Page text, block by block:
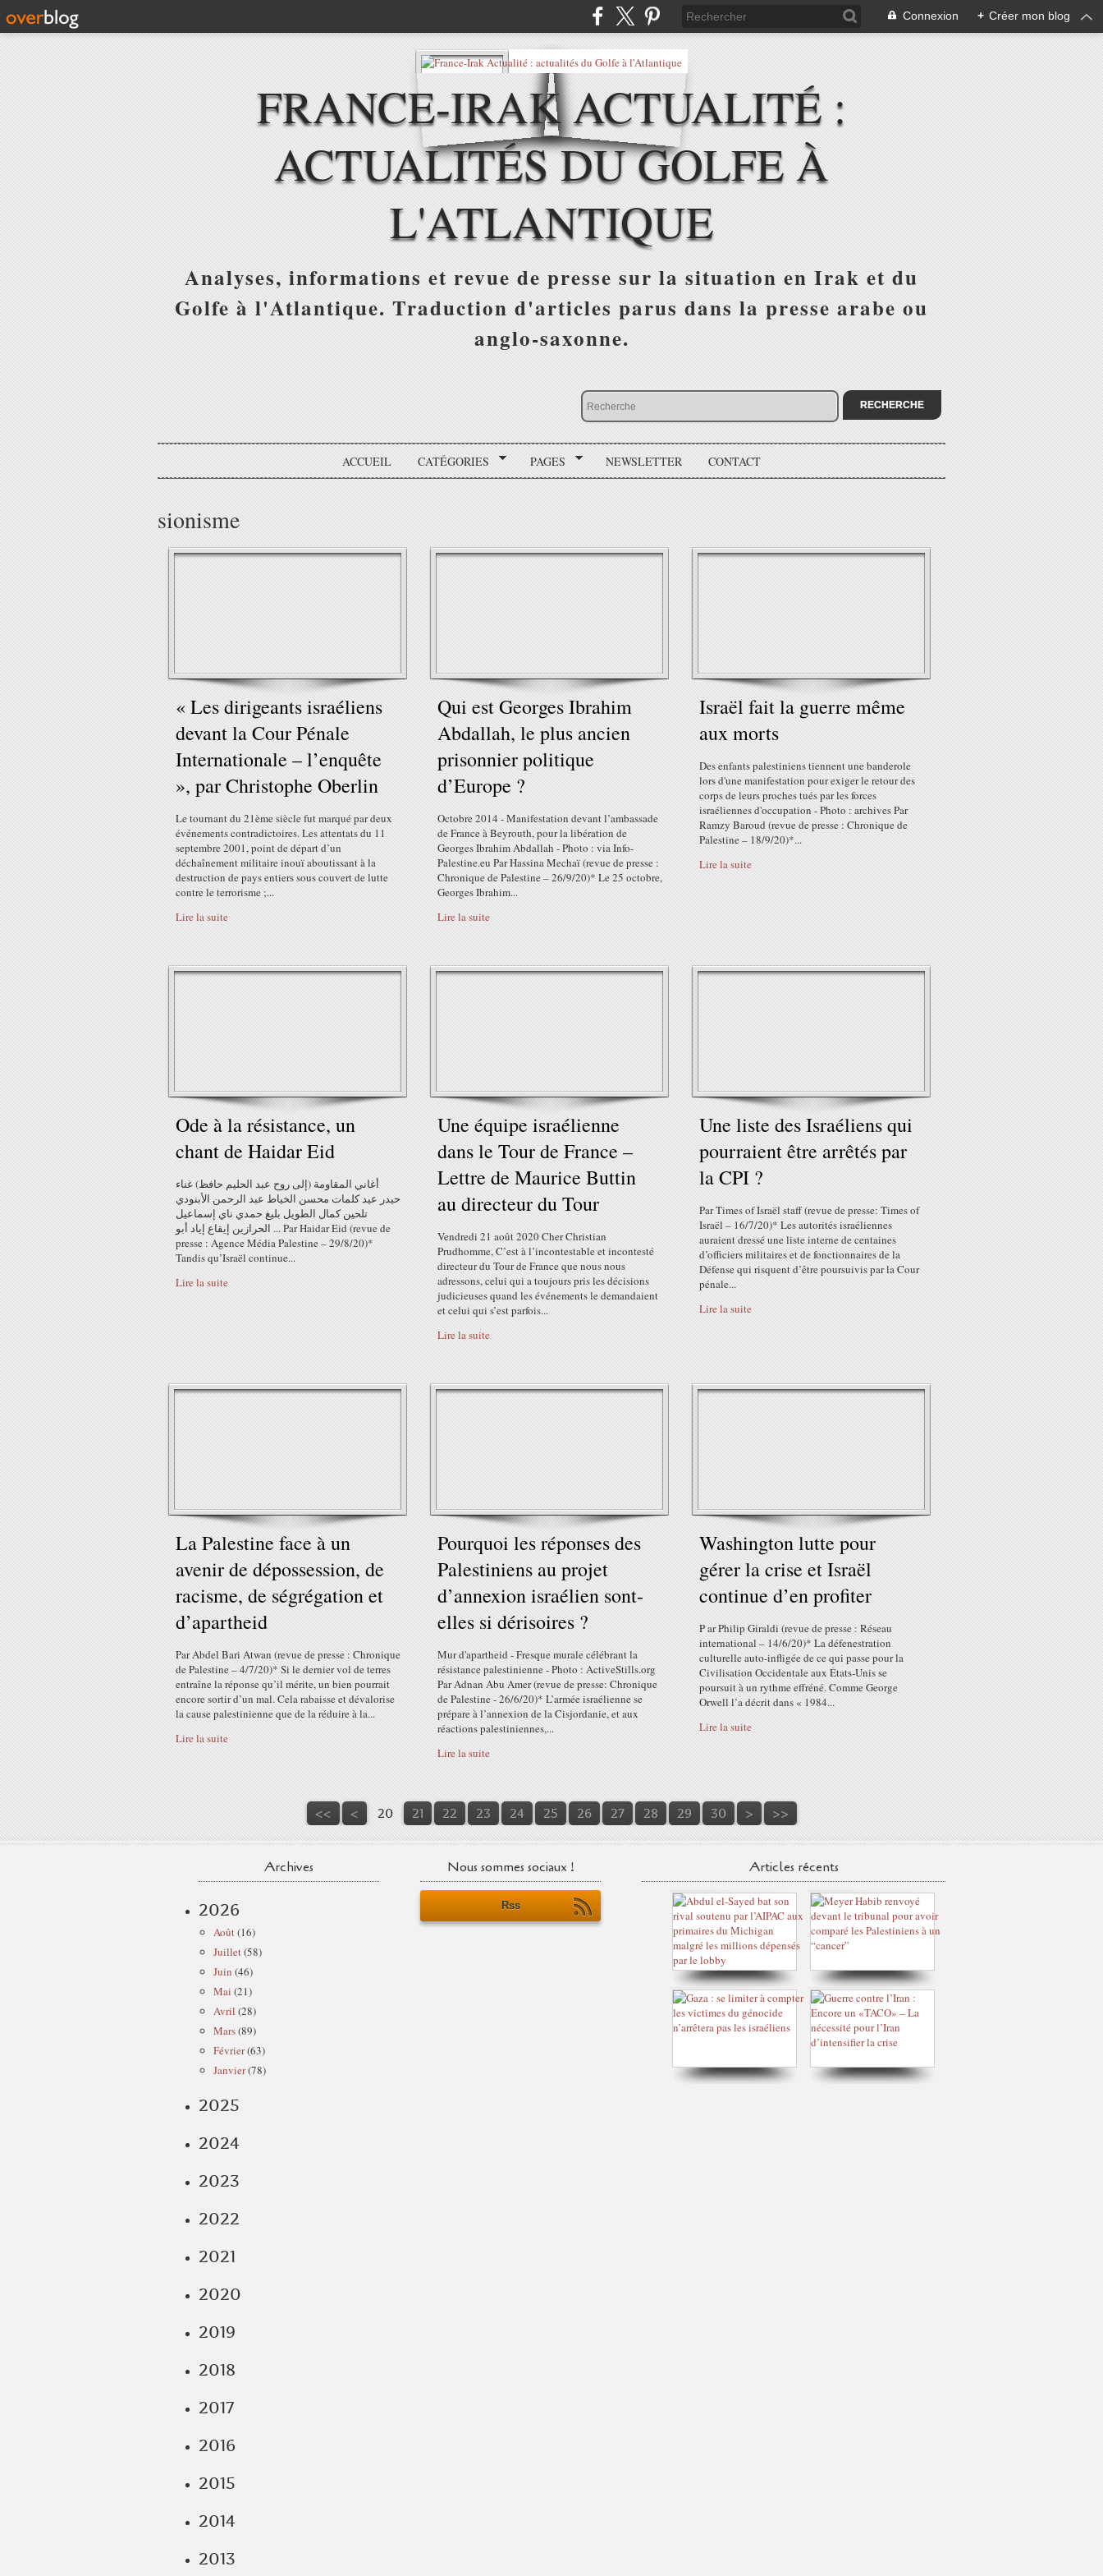
Connexion + Créer mon blog
FRANCE-IRAK ACTUALITÉ :
ACTUALITÉS DU GOLFE À
L'ATLANTIQUE
Analyses, informations et revue de presse sur la situation en Irak et du
Golfe à l'Atlantique. Traduction d'articles parus dans la presse arabe ou
anglo-saxonne.
ACCUEIL CATÉGORIES PAGES NEWSLETTER CONTACT
sionisme
« Les dirigeants israéliens
devant la Cour Pénale
Internationale – l’enquête
», par Christophe Oberlin
Le tournant du 21ème siècle fut marqué par deux
événements contradictoires. Les attentats du 11
septembre 2001, point de départ d’un
déchaînement militaire inouï aboutissant à la
destruction de pays entiers sous couvert de lutte
contre le terrorisme ;...
Lire la suite
Qui est Georges Ibrahim
Abdallah, le plus ancien
prisonnier politique
d’Europe ?
Octobre 2014 - Manifestation devant l’ambassade
de France à Beyrouth, pour la libération de
Georges Ibrahim Abdallah - Photo : via Info-
Palestine.eu Par Hassina Mechaï (revue de presse :
Chronique de Palestine – 26/9/20)* Le 25 octobre,
Georges Ibrahim...
Lire la suite
Israël fait la guerre même
aux morts
Des enfants palestiniens tiennent une banderole
lors d'une manifestation pour exiger le retour des
corps de leurs proches tués par les forces
israéliennes d'occupation - Photo : archives Par
Ramzy Baroud (revue de presse : Chronique de
Palestine – 18/9/20)*...
Lire la suite
Ode à la résistance, un
chant de Haidar Eid
أغاني المقاومة (إلى روح عبد الحليم حافظ) غناء
حيدر عيد كلمات محسن الخياط عبد الرحمن الأبنودي
تلحين كمال الطويل بليغ حمدي ناي إسماعيل
الحرازين إيقاع إياد أبو ... Par Haidar Eid (revue de
presse : Agence Média Palestine – 29/8/20)*
Tandis qu’Israël continue...
Lire la suite
Une équipe israélienne
dans le Tour de France –
Lettre de Maurice Buttin
au directeur du Tour
Vendredi 21 août 2020 Cher Christian
Prudhomme, C’est à l’incontestable et incontesté
directeur du Tour de France que nous nous
adressons, celui qui a toujours pris les décisions
judicieuses quand les événements le demandaient
et celui qui s’est parfois...
Lire la suite
Une liste des Israéliens qui
pourraient être arrêtés par
la CPI ?
Par Times of Israël staff (revue de presse: Times of
Israël – 16/7/20)* Les autorités israéliennes
auraient dressé une liste interne de centaines
d’officiers militaires et de fonctionnaires de la
Défense qui risquent d’être poursuivis par la Cour
pénale...
Lire la suite
La Palestine face à un
avenir de dépossession, de
racisme, de ségrégation et
d’apartheid
Par Abdel Bari Atwan (revue de presse : Chronique
de Palestine – 4/7/20)* Si le dernier vol de terres
entraîne la réponse qu’il mérite, un bien pourrait
encore sortir d’un mal. Cela rabaisse et dévalorise
la cause palestinienne que de la réduire à la...
Lire la suite
Pourquoi les réponses des
Palestiniens au projet
d’annexion israélien sont-
elles si dérisoires ?
Mur d'apartheid - Fresque murale célébrant la
résistance palestinienne - Photo : ActiveStills.org
Par Adnan Abu Amer (revue de presse: Chronique
de Palestine - 26/6/20)* L’armée israélienne se
prépare à l’annexion de la Cisjordanie, et aux
réactions palestiniennes,...
Lire la suite
Washington lutte pour
gérer la crise et Israël
continue d’en profiter
P ar Philip Giraldi (revue de presse : Réseau
international – 14/6/20)* La défenestration
culturelle auto-infligée de ce qui passe pour la
Civilisation Occidentale aux États-Unis se
poursuit à un rythme effréné. Comme George
Orwell l’a décrit dans « 1984...
Lire la suite
<< < 10
20 21 22 23 24 25 26 27 28 29 30 > >>
Archives
2026
Août(16)
Juillet(58)
Juin (46)
Mai (21)
Avril (28)
Mars(89)
Février(63)
Janvier(78)
2025
2024
2023
2022
2021
2020
2019
2018
2017
2016
2015
2014
2013
Nous sommes sociaux !
Rss
Articles récents